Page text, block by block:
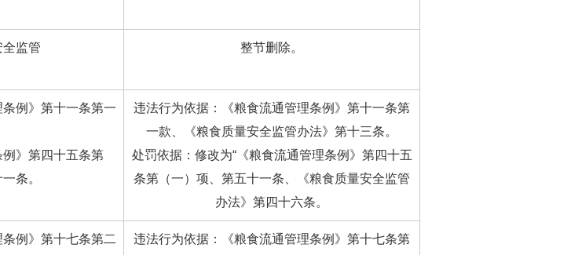
监管 整节删除。
例》第十一条第一
》第四十五条第
条。
违法行为依据：《粮食流通管理条例》第十一条第
一款、《粮食质量安全监管办法》第十三条。
处罚依据：修改为“《粮食流通管理条例》第四十五
条第（一）项、第五十一条、《粮食质量安全监管
办法》第四十六条。
例》第十七条第二 违法行为依据：《粮食流通管理条例》第十七条第